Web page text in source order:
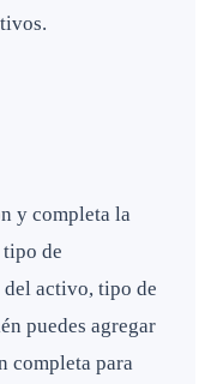
y completa la
de
activo, tipo de
puedes agregar
completa para